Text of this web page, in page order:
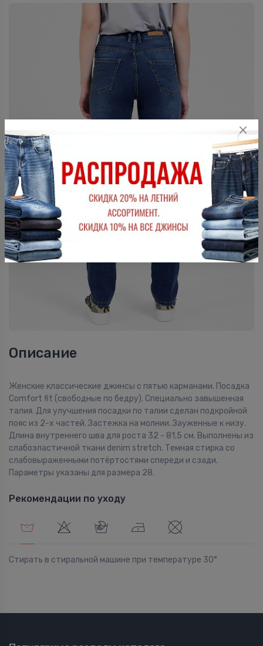
Описание
Женские классические джинсы с пятью карманами. Посадка
Comfort fit (свободные по бедру). Специально завышенная
талия. Для улучшения посадки по талии сделан подкройной
пояс из 2-х частей. Застежка на молнии. Зауженные к низу.
Длина внутреннего шва для роста 32 - 81,5 см. Выполнены из
слабоэластичной ткани denim stretch. Темная стирка со
слабовыраженными потёртостями спереди и сзади.
Параметры указаны для размера 28.
Рекомендации по уходу
Стирать в стиральной машине при температуре 30°